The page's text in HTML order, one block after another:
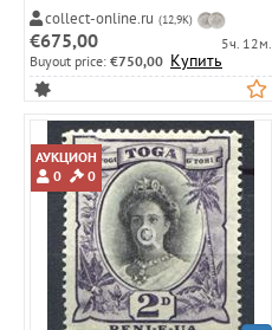
• MLH OG XF
collect-online.ru (12,9K)
€675,00
5ч. 12м.
Buyout price: €750,00 Купить
АУКЦИОН
0
0